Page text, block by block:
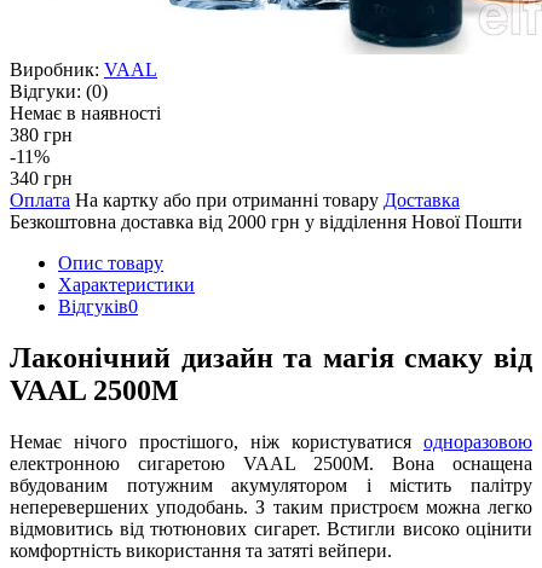
Виробник: VAAL
Відгуки: (0)
Немає в наявності
380 грн
-11%
340 грн
Оплата На картку або при отриманні товару Доставка
Безкоштовна доставка від 2000 грн у відділення Нової Пошти
Опис товару
Характеристики
Відгуків0
Лаконічний дизайн та магія смаку від
VAAL 2500M
Немає нічого простішого, ніж користуватися одноразовою
електронною сигаретою VAAL 2500M. Вона оснащена
вбудованим потужним акумулятором і містить палітру
неперевершених уподобань. З таким пристроєм можна легко
відмовитись від тютюнових сигарет. Встигли високо оцінити
комфортність використання та затяті вейпери.